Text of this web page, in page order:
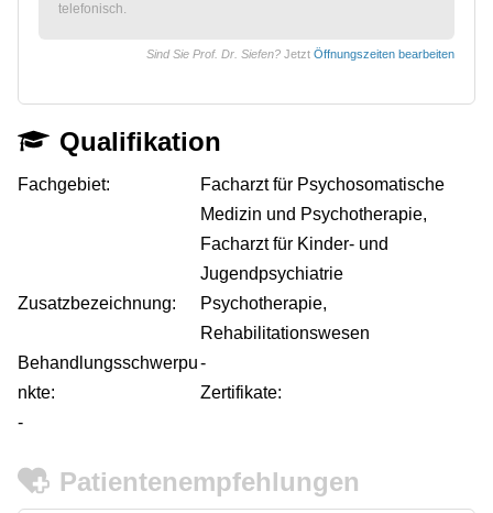
telefonisch.
Sind Sie Prof. Dr. Siefen? Jetzt Öffnungszeiten bearbeiten
Qualifikation
Fachgebiet:
Facharzt für Psychosomatische
Medizin und Psychotherapie,
Facharzt für Kinder- und
Jugendpsychiatrie
Zusatzbezeichnung:
Psychotherapie,
Rehabilitationswesen
Behandlungsschwerpu
nkte:
-
Zertifikate:
-
Patientenempfehlungen